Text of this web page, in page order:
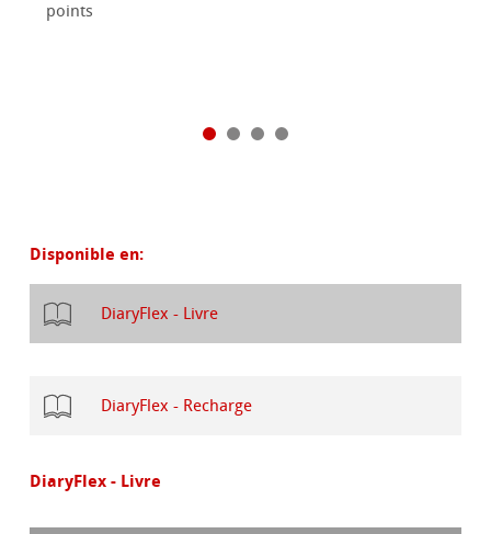
points
Disponible en:
DiaryFlex - Livre
DiaryFlex - Recharge
DiaryFlex - Livre